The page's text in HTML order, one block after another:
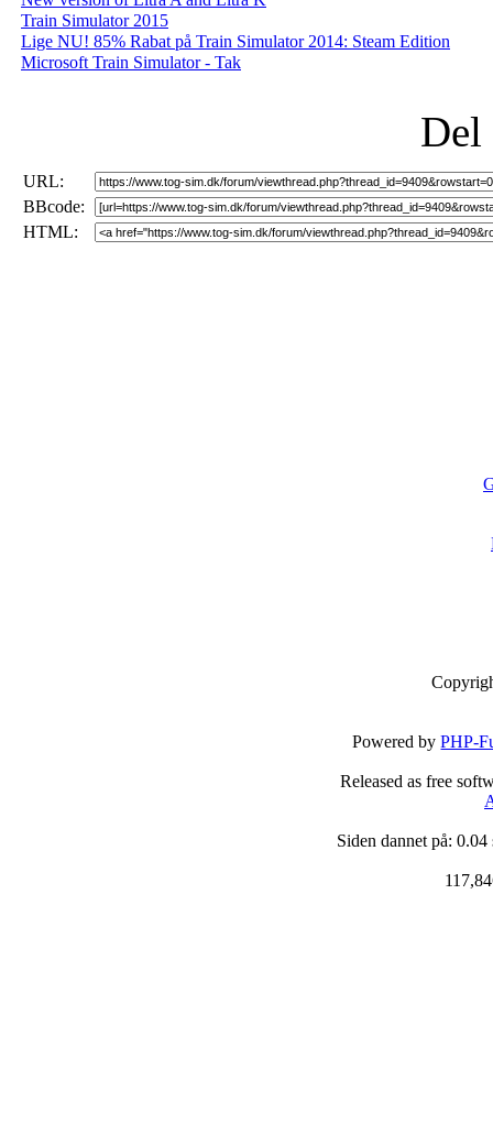
Train Simulator 2015
Lige NU! 85% Rabat på Train Simulator 2014: Steam Edition
Microsoft Train Simulator - Tak
Del
URL:
BBcode:
HTML:
Powered byPHP-
Released as free
Siden dannet på: